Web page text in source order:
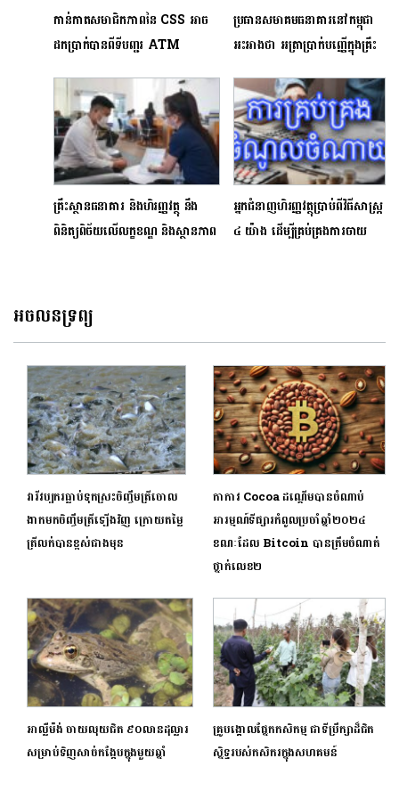
កាន់កាតសមាជិកភាពនៃ CSS អាច
ដកប្រាក់បានពីទីបញ្ជរ ATM
ប្រធានសមាគមធនាគារនៅកម្ពុជា
អះអាងថា អត្រាប្រាក់បញ្ញើក្នុងគ្រឹះ
មាន
គ្រឹះស្ថានធនាគារ និងហិរញ្ញវត្ថុ នឹង
ពិនិត្យពិច័យលើលក្ខខណ្ឌ និងស្ថានភាព
អ្នកជំនាញហិរញ្ញវត្ថុប្រាប់ពីវិធីសាស្រ្ត
៤ យ៉ាង ដើម្បីគ្រប់គ្រងការចាយ
អចលនទ្រព្យ
វារីវប្បករធ្លាប់ទុកស្រះចិញ្ចឹមត្រីចោល
ងាកមកចិញ្ចឹមត្រីឡើងវិញ ក្រោយតម្លៃ
ត្រីលក់បានខ្ពស់ជាងមុន
កាកាវ Cocoa ដណ្តើមបានចំណាប់
អារម្មណ៍ទីផ្សារកំពូលប្រចាំឆ្នាំ២០២៤
ខណៈដែល Bitcoin បានត្រឹមចំណាត់
ថ្នាក់លេខ២
អាល្លឺម៉ង់ ចាយលុយជិត ៩០លានដុល្លារ
សម្រាប់ទិញសាច់កង្កែបក្នុងមួយឆ្នាំ
គ្រូបង្គោលផ្នែកកសិកម្ម ជាទីប្រឹក្សាដ៏ជិត
ស្និទ្ធរបស់កសិករក្នុងសហគមន៍